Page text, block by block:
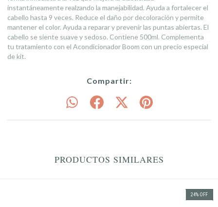
instantáneamente realzando la manejabilidad. Ayuda a fortalecer el
cabello hasta 9 veces. Reduce el daño por decoloración y permite
mantener el color. Ayuda a reparar y prevenir las puntas abiertas. El
cabello se siente suave y sedoso. Contiene 500ml. Complementa
tu tratamiento con el Acondicionador Boom con un precio especial
de kit.
Compartir:
PRODUCTOS SIMILARES
24% OFF